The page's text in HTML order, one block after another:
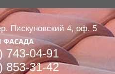
Пискуновский 4, оф. 5
743-04-91
853-31-42
ФАСАДА